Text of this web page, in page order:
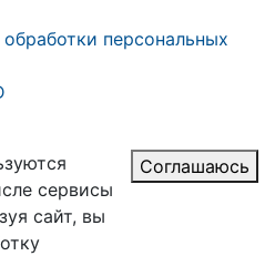
персональных
сервисы
сайт, вы
Соглашаюсь